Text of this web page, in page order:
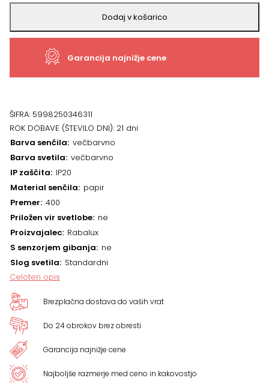
4631,
Shepherd
Dodaj v košarico
Garancija najnižje cene
ŠIFRA: 5998250346311
ROK DOBAVE (ŠTEVILO DNI): 21 dni
Barva senčila večbarvno
Barva svetila večbarvno
IP zaščita IP20
Material senčila papir
Premer 400
Priložen vir svetlobe ne
Proizvajalec Rabalux
S senzorjem gibanja ne
Slog svetila Standardni
Celoten opis
Brezplačna dostava do vaših vrat
Do 24 obrokov brez obresti
Garancija najnižje cene
Najboljše razmerje med ceno in kakovostjo